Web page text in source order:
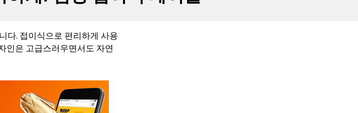
다. 접이식으로 편리하게 사용
인은 고급스러우면서도 자연